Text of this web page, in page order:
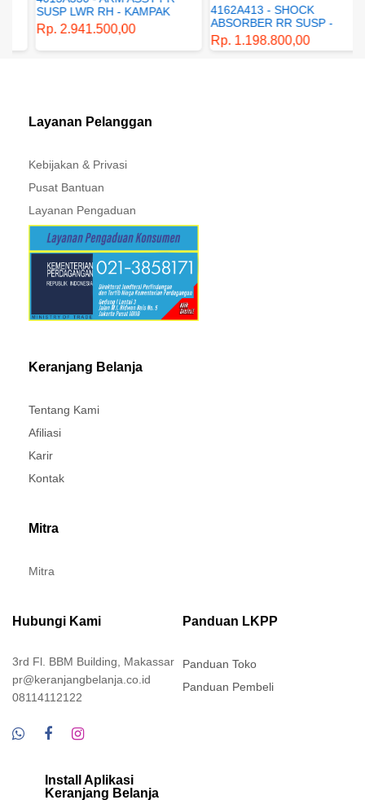
SUSP LWR RH - KAMPAK
DEPAN BAWAH KANAN -
GENUINE SPAREPART -
MITSUBISHI - XPANDER
Rp. 2.941.500,00
4162A413 - SHOCK
ABSORBER RR SUSP -
SUSPENSI BELAKANG -
SHOCKBREAKER BELAKANG
Rp. 1.198.800,00
Layanan Pelanggan
Kebijakan & Privasi
Pusat Bantuan
Layanan Pengaduan
Keranjang Belanja
Tentang Kami
Afiliasi
Karir
Kontak
Mitra
Mitra
Hubungi Kami
3rd Fl. BBM Building, Makassar
pr@keranjangbelanja.co.id
08114112122
Panduan LKPP
Panduan Toko
Panduan Pembeli
Install Aplikasi
Keranjang Belanja